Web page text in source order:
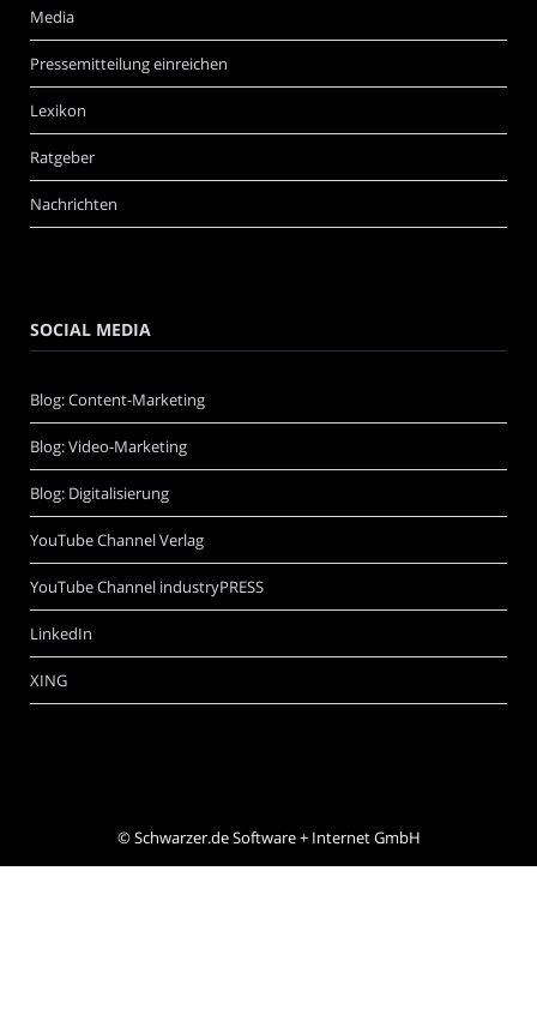
Media
Pressemitteilung einreichen
Lexikon
Ratgeber
Nachrichten
SOCIAL MEDIA
Blog: Content-Marketing
Blog: Video-Marketing
Blog: Digitalisierung
YouTube Channel Verlag
YouTube Channel industryPRESS
LinkedIn
XING
©Schwarzer.de Software + Internet GmbH